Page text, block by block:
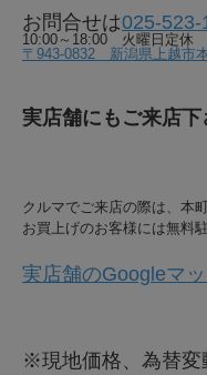
お問合せは025-523-
10:00～18:00 火曜日定休
〒943-0832 新潟県上越市
実店舗にもご来店下
クルマでご来店の際は、本
お買上げのお客様には無料
実店舗のGoogleマ
※現地価格、為替変